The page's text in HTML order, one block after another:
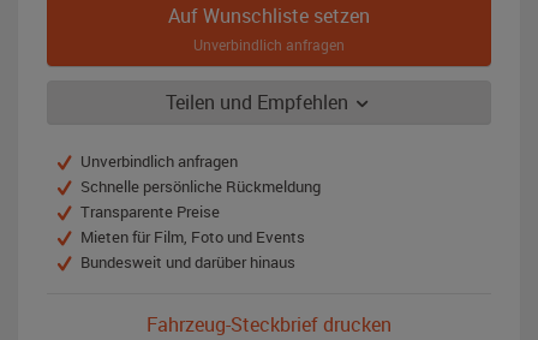
Auf Wunschliste setzen
Unverbindlich anfragen
Teilen und Empfehlen
Unverbindlich anfragen
Schnelle persönliche Rückmeldung
Transparente Preise
Mieten für Film, Foto und Events
Bundesweit und darüber hinaus
Fahrzeug-Steckbrief drucken